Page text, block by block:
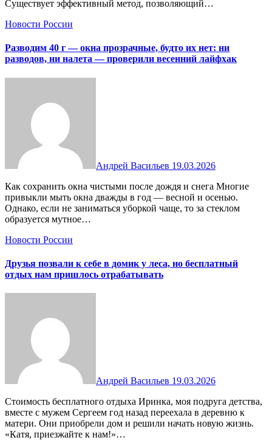
Существует эффективный метод, позволяющий…
Новости России
Разводим 40 г — окна прозрачные, будто их нет: ни
разводов, ни налета — проверили весенний лайфхак
Андрей Васильев 19.03.2026
Как сохранить окна чистыми после дождя и снега Многие
привыкли мыть окна дважды в год — весной и осенью.
Однако, если не заниматься уборкой чаще, то за стеклом
образуется мутное…
Новости России
Друзья позвали к себе в домик у леса, но бесплатный
отдых нам пришлось отрабатывать
Андрей Васильев 19.03.2026
Стоимость бесплатного отдыха Иринка, моя подруга детства,
вместе с мужем Сергеем год назад переехала в деревню к
матери. Они приобрели дом и решили начать новую жизнь.
«Катя, приезжайте к нам!»…